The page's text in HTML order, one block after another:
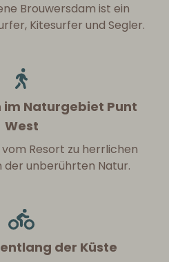
Brouwersdam ist ein
Kitesurfer und Segler.
Naturgebiet Punt
West
Resort zu herrlichen
der unberührten Natur.
der Küste